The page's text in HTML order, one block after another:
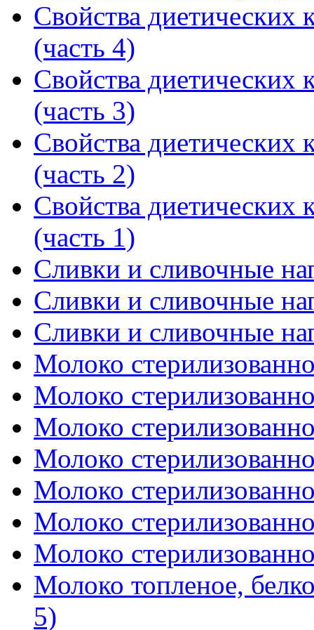
Свойства диетических
(часть 4)
Свойства диетических
(часть 3)
Свойства диетических
(часть 2)
Свойства диетических
(часть 1)
Сливки и сливочные
Сливки и сливочные
Сливки и сливочные
Молоко
Молоко
Молоко
Молоко
Молоко
Молоко
Молоко
Молоко топленое,
5)